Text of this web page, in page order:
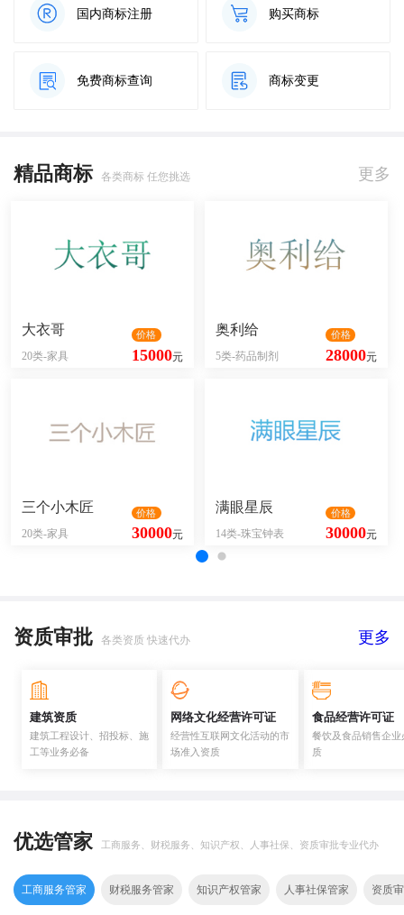
国内商标注册 购买商标
免费商标查询 商标变更
精品商标 各类商标 任您挑选 更多
大衣哥
20类-家具 15000元
价格 奥利给
5类-药品制剂 28000元
价格
三个小木匠
20类-家具 30000元
价格 满眼星辰
14类-珠宝钟表 30000元
价格
资质审批 各类资质 快速代办 更多
建筑资质
建筑工程设计、招投标、施
工等业务必备
网络文化经营许可证
经营性互联网文化活动的市
场准入资质
食品经营许可证
餐饮及食品销售企业
质
优选管家 工商服务、财税服务、知识产权、人事社保、资质审批专业代办
工商服务管家 财税服务管家 知识产权管家 人事社保管家 资质